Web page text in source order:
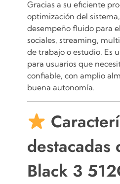
Gracias a su eficiente
optimización del
desempeño fluido para
sociales, streaming,
de trabajo o estudio. Es
para usuarios que
confiable, con amplio
buena autonomía.
destacadas
Black 3